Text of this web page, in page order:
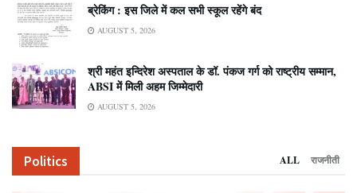
ब्रेकिंग : इस जिले में कल सभी स्कूल रहेंगे बंद
AUGUST 5, 2026
श्री महंत इन्दिरेश अस्पताल के डॉ. पंकज गर्ग को राष्ट्रीय सम्मान,
ABSI में मिली अहम जिम्मेदारी
AUGUST 5, 2026
Politics ALL राजनीती